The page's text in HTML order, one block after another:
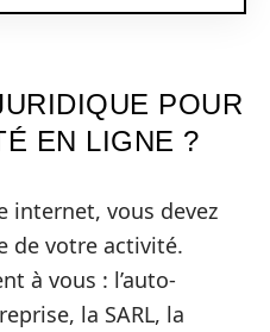
POUR
EN LIGNE ?
internet, vous devez
de votre activité.
à vous : l’auto-
la SARL, la